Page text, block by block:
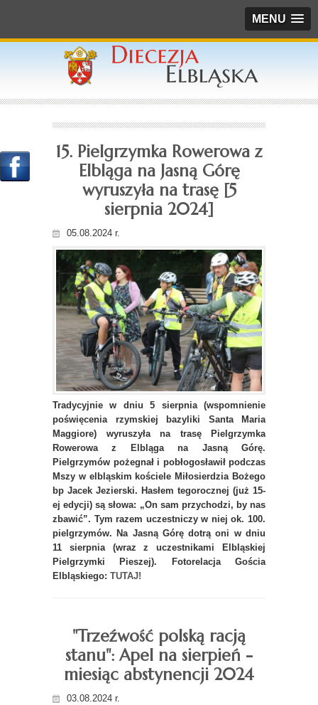
MENU
15. Pielgrzymka Rowerowa z
Elbląga na Jasną Górę
wyruszyła na trasę [5
sierpnia 2024]
05.08.2024 r.
Tradycyjnie w dniu 5 sierpnia (wspomnienie
poświęcenia rzymskiej bazyliki Santa Maria
Maggiore) wyruszyła na trasę Pielgrzymka
Rowerowa z Elbląga na Jasną Górę.
Pielgrzymów pożegnał i pobłogosławił podczas
Mszy w elbląskim kościele Miłosierdzia Bożego
bp Jacek Jezierski. Hasłem tegorocznej (już 15-
ej edycji) są słowa: „On sam przychodzi, by nas
zbawić”. Tym razem uczestniczy w niej ok. 100.
pielgrzymów. Na Jasną Górę dotrą oni w dniu
11 sierpnia (wraz z uczestnikami Elbląskiej
Pielgrzymki Pieszej). Fotorelacja Gościa
Elbląskiego: TUTAJ!
"Trzeźwość polską racją
stanu": Apel na sierpień -
miesiąc abstynencji 2024
03.08.2024 r.